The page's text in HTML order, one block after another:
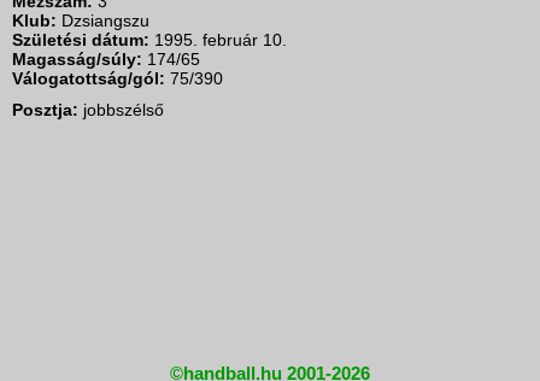
Klub: Dzsiangszu
Születési dátum: 1995. február 10.
Magasság/súly: 174/65
Válogatottság/gól: 75/390
Posztja: jobbszélső
©handball.hu 2001-2026